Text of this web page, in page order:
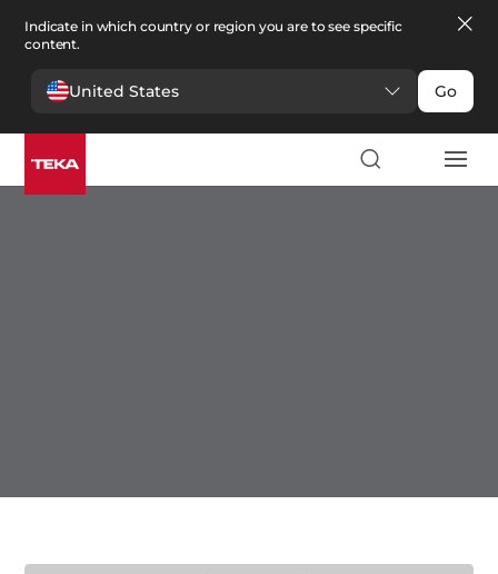
Indicate in which country or region you are to see specific
content.
United States Go
Кухня
Кухня